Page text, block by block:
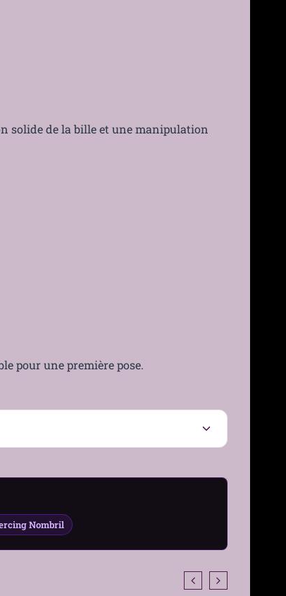
solide de la bille et une manipulation
pour une première pose.
Nombril